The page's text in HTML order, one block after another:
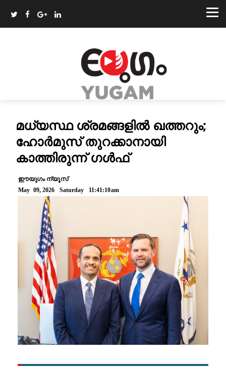
മധ്യസ്ഥ ശ്രമങ്ങളിൽ ഖത്തറും;
ഹോർമുസ് തുറക്കാനായി
കാത്തിരുന്ന് ഗൾഫ്
ഈയുഗം ന്യൂസ്
May 09, 2026 Saturday 11:41:10am